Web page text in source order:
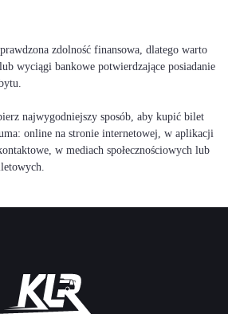
zdolność finansowa, dlatego warto
wyciągi bankowe potwierdzające posiadanie
najwygodniejszy sposób, aby kupić bilet
online na stronie internetowej, w aplikacji
w mediach społecznościowych lub